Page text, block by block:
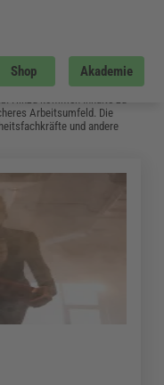
Shop Akademie
Arbeitssicherheit,
Arbeitsumfeld. Die
und andere